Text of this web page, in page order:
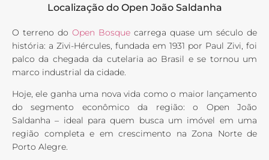
Localização do Open João Saldanha
O terreno do Open Bosque carrega quase um século de
história: a Zivi-Hércules, fundada em 1931 por Paul Zivi, foi
palco da chegada da cutelaria ao Brasil e se tornou um
marco industrial da cidade.
Hoje, ele ganha uma nova vida como o maior lançamento
do segmento econômico da região: o Open João
Saldanha – ideal para quem busca um imóvel em uma
região completa e em crescimento na Zona Norte de
Porto Alegre.